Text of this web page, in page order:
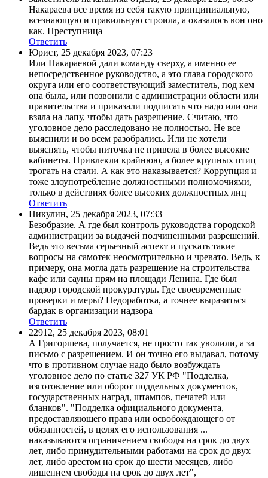
Накараева все время из себя такую принципиальную,
всезнающую и правильную строила, а оказалось вон оно
как. Преступница
Ответить
Юрист, 25 декабря 2023, 07:23
Или Накараевой дали команду сверху, а именно ее
непосредственное руководство, а это глава городского
округа или его соответствующий заместитель, под кем
она была, или позвонили с администрации области или
правительства и приказали подписать что надо или она
взяла на лапу, чтобы дать разрешение. Считаю, что
уголовное дело расследовано не полностью. Не все
выяснили и во всем разобрались. Или не хотели
выяснять, чтобы ниточка не привела в более высокие
кабинеты. Привлекли крайнюю, а более крупных птиц
трогать на стали. А как это наказывается? Коррупция и
тоже злоупотребление должностными полномочиями,
только в действиях более высоких должностных лиц
Ответить
Никулин, 25 декабря 2023, 07:33
Безобразие. А где был контроль руководства городской
администрации за выдачей подчиненными разрешений.
Ведь это весьма серьезный аспект и пускать такие
вопросы на самотек неосмотрительно и чревато. Ведь, к
примеру, она могла дать разрешение на строительства
кафе или сауны прям на площади Ленина. Где был
надзор городской прокуратуры. Где своевременные
проверки и меры? Недоработка, а точнее выразиться
бардак в организации надзора
Ответить
22912, 25 декабря 2023, 08:01
А Григоршева, получается, не просто так уволили, а за
письмо с разрешением. И он точно его выдавал, потому
что в противном случае надо было возбуждать
уголовное дело по статье 327 УК РФ "Подделка,
изготовление или оборот поддельных документов,
государственных наград, штампов, печатей или
бланков". "Подделка официального документа,
предоставляющего права или освобождающего от
обязанностей, в целях его использования ...
наказываются ограничением свободы на срок до двух
лет, либо принудительными работами на срок до двух
лет, либо арестом на срок до шести месяцев, либо
лишением свободы на срок до двух лет",